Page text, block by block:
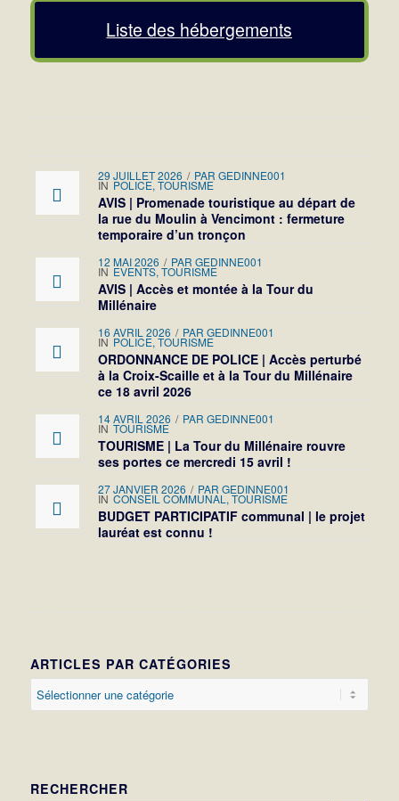
Liste des hébergements
29 JUILLET 2026 / PAR GEDINNE001
IN POLICE, TOURISME
AVIS | Promenade touristique au départ de
la rue du Moulin à Vencimont : fermeture
temporaire d’un tronçon
12 MAI 2026 / PAR GEDINNE001
IN EVENTS,TOURISME
AVIS | Accès et montée à la Tour du
Millénaire
16 AVRIL 2026 / PAR GEDINNE001
IN POLICE,TOURISME
ORDONNANCE DE POLICE | Accès perturbé
à la Croix-Scaille et à la Tour du Millénaire
ce 18 avril 2026
14 AVRIL 2026 / PAR GEDINNE001
IN TOURISME
TOURISME | La Tour du Millénaire rouvre
ses portes ce mercredi 15 avril !
27 JANVIER 2026 / PAR GEDINNE001
IN CONSEIL COMMUNAL,TOURISME
BUDGET PARTICIPATIF communal | le projet
lauréat est connu !
ARTICLES PAR CATÉGORIES
RECHERCHER